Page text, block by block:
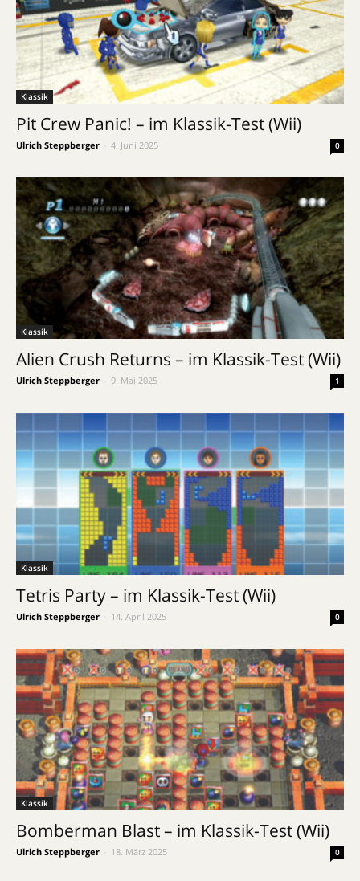
Klassik
Pit Crew Panic! – im Klassik-Test (Wii)
Ulrich Steppberger 4. Juni 2025 0
Klassik
Alien Crush Returns – im Klassik-Test (Wii)
Ulrich Steppberger 9. Mai 2025 1
Klassik
Tetris Party – im Klassik-Test (Wii)
Ulrich Steppberger 14. April 2025 0
Klassik
Bomberman Blast – im Klassik-Test (Wii)
Ulrich Steppberger 18. März 2025 0